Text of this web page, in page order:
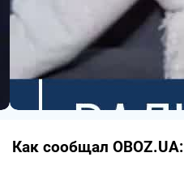
Как сообщал OBOZ.UA: